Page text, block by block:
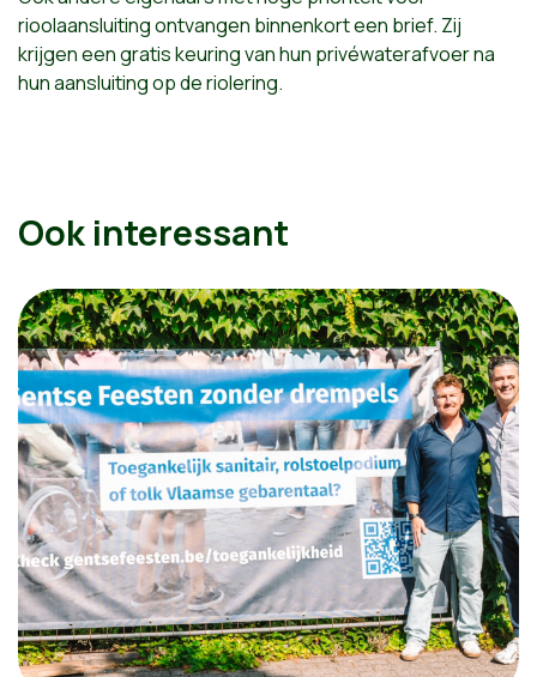
rioolaansluiting ontvangen binnenkort een brief. Zij
krijgen een gratis keuring van hun privéwaterafvoer na
hun aansluiting op de riolering.
Ook interessant